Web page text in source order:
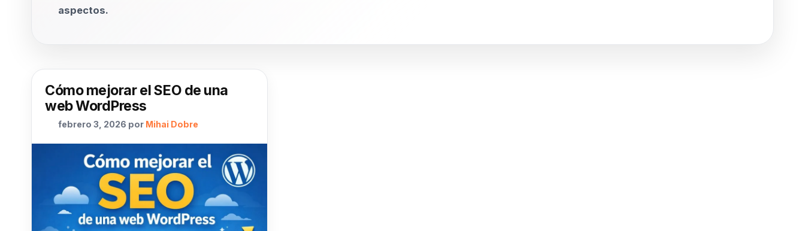
aspectos.
Cómo mejorar el SEO de una
web WordPress
febrero 3, 2026 por Mihai Dobre